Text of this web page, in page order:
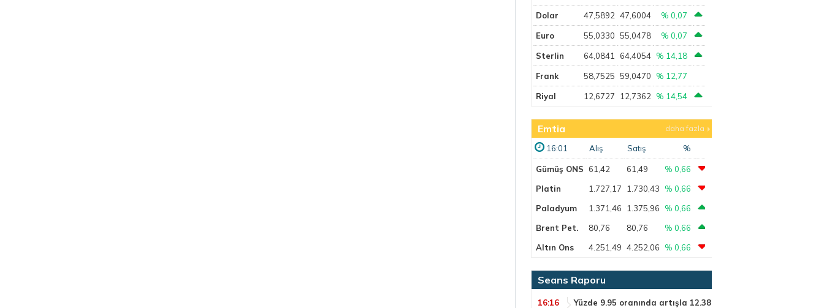
Dolar 47,5892 47,6004 % 0,07
Euro 55,0330 55,0478 % 0,07
Sterlin 64,0841 64,4054 % 14,18
Frank 58,7525 59,0470 % 12,77
Riyal 12,6727 12,7362 % 14,54
Emtia daha fazla
16:01 Alış Satış %
Gümüş ONS 61,42 61,49
% 0,66
Platin
1.727,17 1.730,43
% 0,66
Paladyum
1.371,46 1.375,96
% 0,66
Brent Pet.
80,76 80,76
% 0,66
Altın Ons
4.251,49 4.252,06 % 0,66
Seans Raporu
16:16
Yüzde 9.95 oranında artışla 12.38